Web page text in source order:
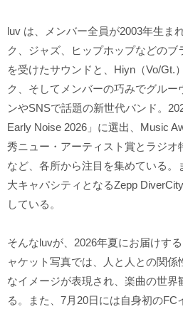
luv は、メンバー全員が2003年生ま
ク、ジャズ、ヒップホップなどの
を受けたサウンドと、Hiyn（Vo/Gt.
ク、そしてメンバーの巧みでグル
ンやSNSで話題の新世代バンド。
Early Noise 2026」に選出、Music
秀ニュー・アーティスト賞とラジオ
など、各所から注目を集めている。
大キャパシティとなるZepp
している。
そんなluvが、2026年夏にお届けす
ャケット写真では、人と人との関係
なイメージが表現され、楽曲の世界
る。また、7月20日には自身初のFC